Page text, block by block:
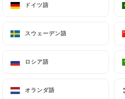
ドイツ語
スウェーデン語
ロシア語
オランダ語
ドイツ語
スウェーデン語
ロシア語
オランダ語